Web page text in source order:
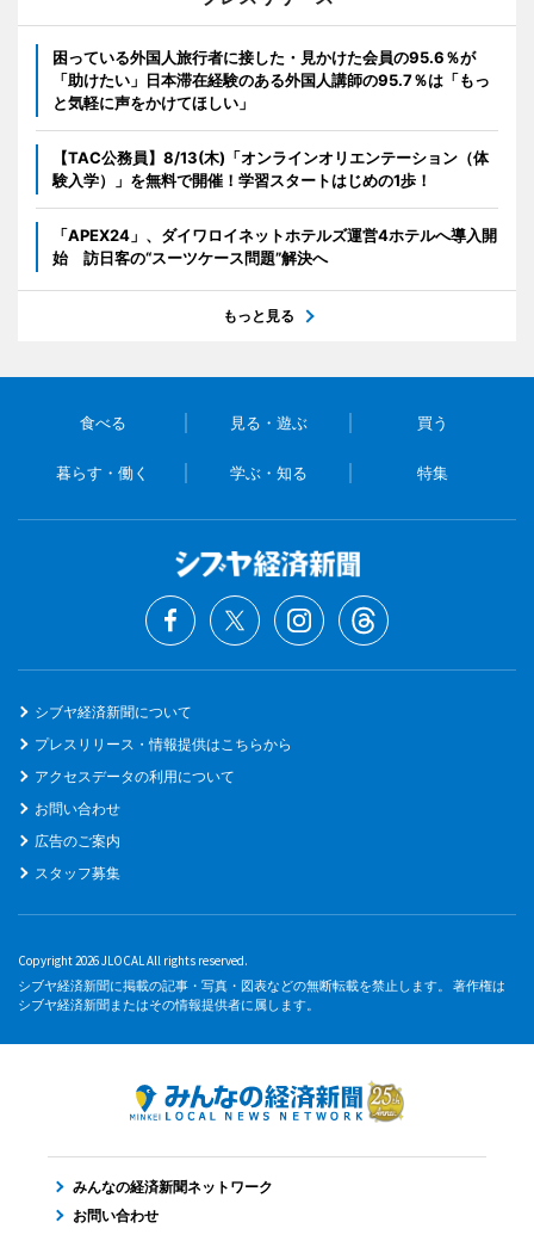
困っている外国人旅行者に接した・見かけた会員の95.6％が
「助けたい」日本滞在経験のある外国人講師の95.7％は「もっ
と気軽に声をかけてほしい」
【TAC公務員】8/13(木)「オンラインオリエンテーション（体
験入学）」を無料で開催！学習スタートはじめの1歩！
「APEX24」、ダイワロイネットホテルズ運営4ホテルへ導入開
始 訪日客の“スーツケース問題”解決へ
もっと見る
食べる 見る・遊ぶ 買う
暮らす・働く 学ぶ・知る 特集
シブヤ経済新聞について
プレスリリース・情報提供はこちらから
アクセスデータの利用について
お問い合わせ
広告のご案内
スタッフ募集
Copyright 2026 JLOCAL All rights reserved.
シブヤ経済新聞に掲載の記事・写真・図表などの無断転載を禁止します。 著作権は
シブヤ経済新聞またはその情報提供者に属します。
みんなの経済新聞ネットワーク
お問い合わせ